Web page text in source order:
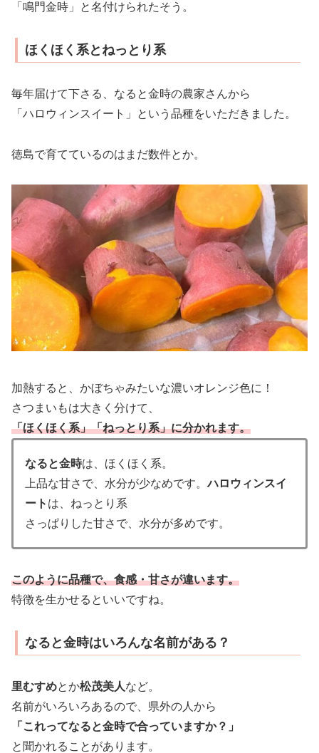
「鳴門金時」と名付けられたそう。
ほくほく系とねっとり系
毎年届けて下さる、なると金時の農家さんから
「ハロウィンスイート」という品種をいただきました。
徳島で育てているのはまだ数件とか。
加熱すると、かぼちゃみたいな濃いオレンジ色に！
さつまいもは大きく分けて、
「ほくほく系」「ねっとり系」に分かれます。
なると金時は、ほくほく系。
上品な甘さで、水分が少なめです。ハロウィンスイ
ート は、ねっとり系
さっぱりした甘さで、水分が多めです。
このように品種で、食感・甘さが違います。
特徴を生かせるといいですね。
なると金時はいろんな名前がある？
里むすめとか松茂美人など。
名前がいろいろあるので、県外の人から
「これってなると金時で合っていますか？」
と聞かれることがあります。